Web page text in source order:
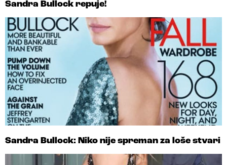
Sandra Bullock repuje!
Sandra Bullock: Niko nije spreman za loše stvari